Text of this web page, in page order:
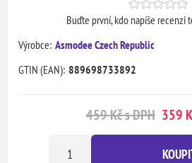
Buďte první, kdo napíše recenzi
Výrobce: Asmodee Czech Republic
GTIN (EAN): 889698733892
459 Kč s DPH 359